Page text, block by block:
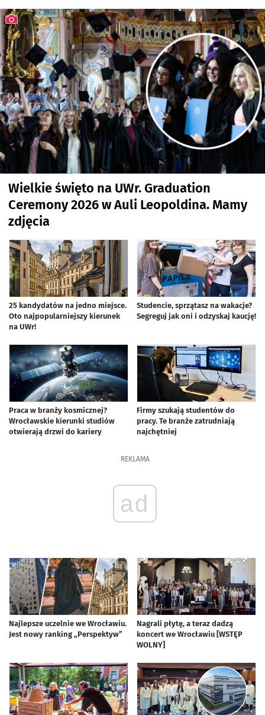
Wielkie święto na UWr. Graduation
Ceremony 2026 w Auli Leopoldina. Mamy
zdjęcia
25 kandydatów na jedno miejsce.
Oto najpopularniejszy kierunek
na UWr!
Studencie, sprzątasz na wakacje?
Segreguj jak oni i odzyskaj kaucję!
Praca w branży kosmicznej?
Wrocławskie kierunki studiów
otwierają drzwi do kariery
Firmy szukają studentów do
pracy. Te branże zatrudniają
najchętniej
REKLAMA
ad
Najlepsze uczelnie we Wrocławiu.
Jest nowy ranking „Perspektyw”
Nagrali płytę, a teraz dadzą
koncert we Wrocławiu [WSTĘP
WOLNY]